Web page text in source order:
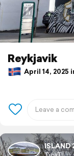
Reykjavik
April 14, 2025
ISLAND